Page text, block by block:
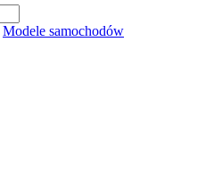
Modele samochodów